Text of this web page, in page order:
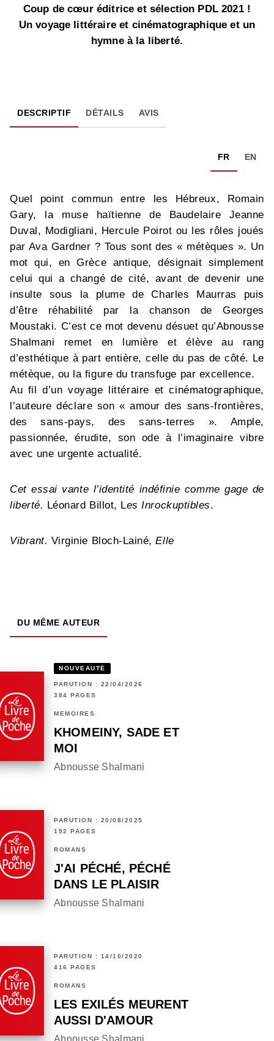
Coup de cœur éditrice et sélection PDL 2021 !
Un voyage littéraire et cinématographique et un
hymne à la liberté.
DESCRIPTIF DÉTAILS AVIS
FR EN
Quel point commun entre les Hébreux, Romain
Gary, la muse haïtienne de Baudelaire Jeanne
Duval, Modigliani, Hercule Poirot ou les rôles joués
par Ava Gardner ? Tous sont des « métèques ». Un
mot qui, en Grèce antique, désignait simplement
celui qui a changé de cité, avant de devenir une
insulte sous la plume de Charles Maurras puis
d’être réhabilité par la chanson de Georges
Moustaki. C’est ce mot devenu désuet qu’Abnousse
Shalmani remet en lumière et élève au rang
d’esthétique à part entière, celle du pas de côté. Le
métèque, ou la figure du transfuge par excellence.
Au fil d’un voyage littéraire et cinématographique,
l’auteure déclare son « amour des sans-frontières,
des sans-pays, des sans-terres ». Ample,
passionnée, érudite, son ode à l’imaginaire vibre
avec une urgente actualité.
Cet essai vante l’identité indéfinie comme gage de
liberté. Léonard Billot, Les Inrockuptibles.
Vibrant. Virginie Bloch-Lainé,Elle
DU MÊME AUTEUR
NOUVEAUTÉ
PARUTION : 22/04/2026
384 PAGES
MÉMOIRES
KHOMEINY, SADE ET
MOI
Abnousse Shalmani
PARUTION : 20/08/2025
192 PAGES
ROMANS
J'AI PÉCHÉ, PÉCHÉ
DANS LE PLAISIR
Abnousse Shalmani
PARUTION : 14/10/2020
416 PAGES
ROMANS
LES EXILÉS MEURENT
AUSSI D'AMOUR